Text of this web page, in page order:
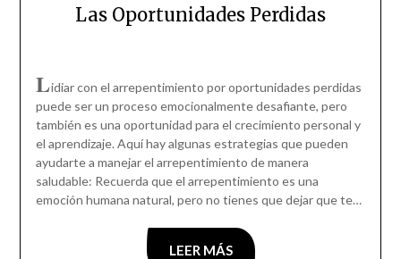
Las Oportunidades Perdidas
Lidiar con el arrepentimiento por oportunidades perdidas
puede ser un proceso emocionalmente desafiante, pero
también es una oportunidad para el crecimiento personal y
el aprendizaje. Aquí hay algunas estrategias que pueden
ayudarte a manejar el arrepentimiento de manera
saludable: Recuerda que el arrepentimiento es una
emoción humana natural, pero no tienes que dejar que te…
LEER MÁS